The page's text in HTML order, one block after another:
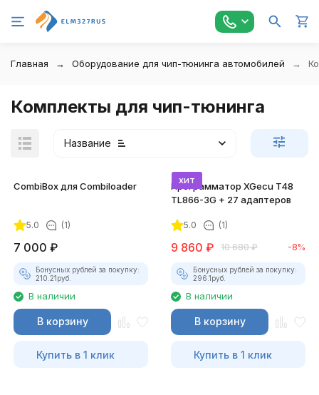
Главная Оборудование для чип-тюнинга автомобилей
Комплекты для чип-тюнинга
Название
CombiBox для Combiloader
5.0 (1)
7 000 ₽
Бонусных рублей за покупку:
210.21руб.
В наличии
В корзину
Купить в 1 клик
хит
Программатор XGecu T48
TL866-3G + 27 адаптеров
5.0 (1)
9 860 ₽ 10 680 ₽ -8%
Бонусных рублей за покупку:
296.1руб.
В наличии
В корзину
Купить в 1 клик